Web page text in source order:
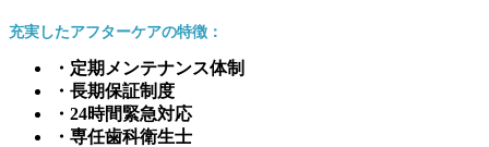
充実したアフターケアの特徴：
・定期メンテナンス体制
・長期保証制度
・24時間緊急対応
・専任歯科衛生士